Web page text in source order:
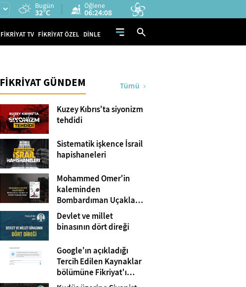
Bugün
32°C
Öğlene
06:24:07
FİKRİYAT TV FİKRİYAT ÖZEL DİNLE
FİKRİYAT GÜNDEM Tümü
Kuzey Kıbrıs'ta siyonizm
tehdidi
Sistematik işkence İsrail
hapishaneleri
Mohammed Omer'in
kaleminden
Bombardıman Uçakları
ve Tanklar Arasında
Gazze
Devlet ve millet
binasının dört direği
Google'ın açıkladığı
Tercih Edilen Kaynaklar
bölümüne Fikriyat'ı
eklemeyi unutmayın!